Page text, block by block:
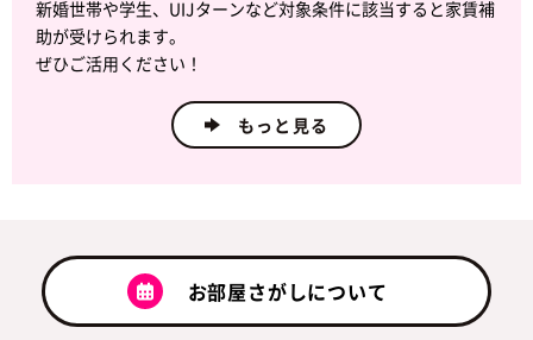
新婚世帯や学生、UIJターンなど対象条件に該当すると家賃補
助が受けられます。
ぜひご活用ください！
もっと見る
お部屋さがしについて